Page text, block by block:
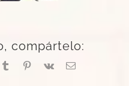
compártelo:
TumblrPinterest
Vk
Correo